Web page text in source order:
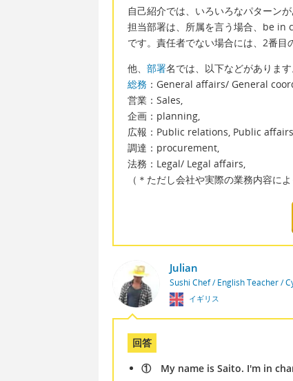
自己紹介では、いろいろなパターンが
担当部署は、所属を言う場合、be in
です。責任者でない場合には、2番目
他、 部署名では、以下などがあります
総務 ：General affairs/ General
営業：Sales,
企画：planning,
広報：Public relations, Public
調達：procurement,
法務：Legal/ Legal affairs,
（＊ただし会社や実際の業務内容に
Julian
Sushi Chef / English Teacher /
イギリス
回答
① My name is Saito. I'm in